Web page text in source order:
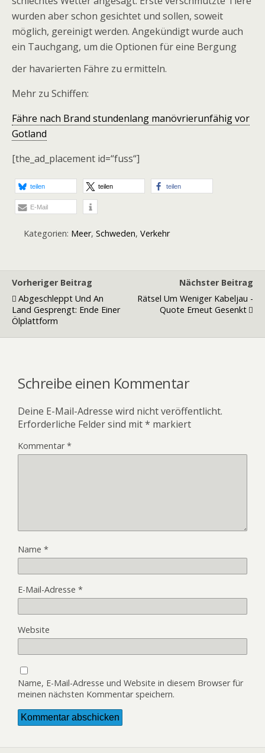
wurden aber schon gesichtet und sollen, soweit
möglich, gereinigt werden. Angekündigt wurde auch
ein Tauchgang, um die Optionen für eine Bergung
der havarierten Fähre zu ermitteln.
Mehr zu Schiffen:
Fähre nach Brand stundenlang manövrierunfähig vor
Gotland
[the_ad_placement id=“fuss“]
teilen teilen teilen
E-Mail
Kategorien: Meer, Schweden, Verkehr
Vorheriger Beitrag
Abgeschleppt Und An
Land Gesprengt: Ende Einer
Ölplattform
Nächster Beitrag
Rätsel Um Weniger Kabeljau -
Quote Erneut Gesenkt
Schreibe einen Kommentar
Deine E-Mail-Adresse wird nicht veröffentlicht.
Erforderliche Felder sind mit* markiert
Kommentar*
Name *
E-Mail-Adresse *
Website
Name, E-Mail-Adresse und Website in diesem Browser für
meinen nächsten Kommentar speichern.